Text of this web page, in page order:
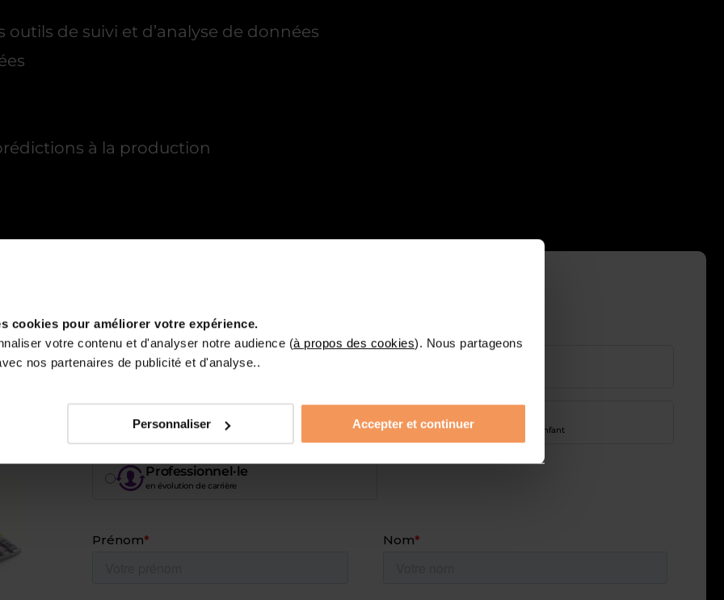
cookies pour améliorer votre expérience.
votre contenu et d'analyser notre audience (à propos des cookies). Nous partageons
nos partenaires de publicité et d'analyse..
Personnaliser Accepter et continuer
outils de suivi et d’analyse de données
à la production
Vous êtes :
Collégien·e
Étudiant·e
en poursuite d’étude
Parent
en recherche pour mon enfant
Professionnel·le
en évolution de carrière